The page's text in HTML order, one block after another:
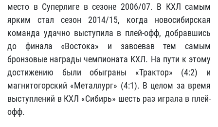
место в Суперлиге в сезоне 2006/07. В КХЛ самым
ярким стал сезон 2014/15, когда новосибирская
команда удачно выступила в плей-офф, добравшись
до финала «Востока» и завоевав тем самым
бронзовые награды чемпионата КХЛ. На пути к этому
достижению были обыграны «Трактор» (4:2) и
магнитогорский «Металлург» (4:1). В целом за время
выступлений в КХЛ «Сибирь» шесть раз играла в плей-
офф.